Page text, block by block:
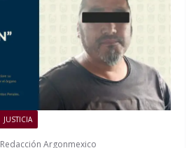
JUSTICIA
Redacción Argonmexico